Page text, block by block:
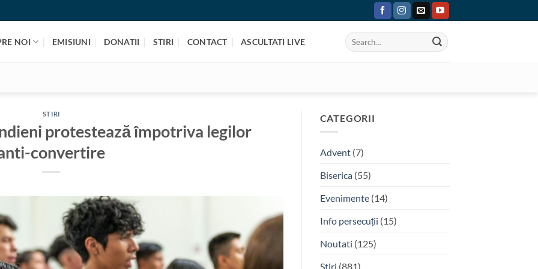
NOI EMISIUNI DONATII STIRI CONTACT ASCULTATI LIVE
STIRI
protestează împotriva legilor
convertire
CATEGORII
Advent(7)
Biserica(55)
Evenimente(14)
Info persecuții (15)
Noutati (125)
Stiri (881)